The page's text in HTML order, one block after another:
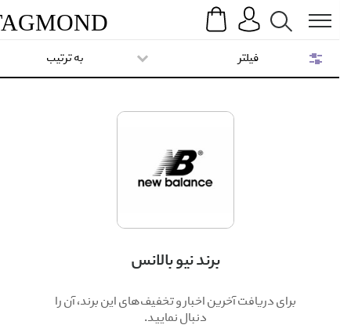
Search
TAGMOND
برند نیو بالانس
برای دریافت آخرین اخبار و تخفیف‌های این برند، آن را
دنبال نمایید.
به ترتیب فیلتر